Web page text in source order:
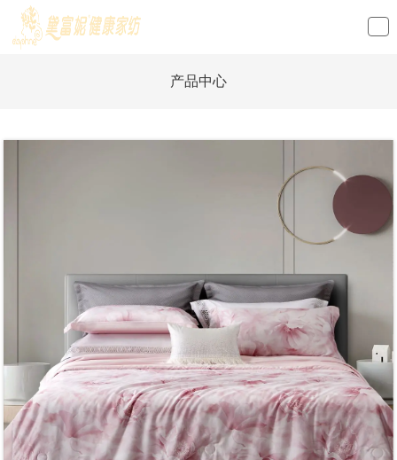
loading
产品中心